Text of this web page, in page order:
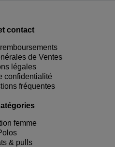
contact
de Ventes
légales
confidentialité
fréquentes
femme
& pulls